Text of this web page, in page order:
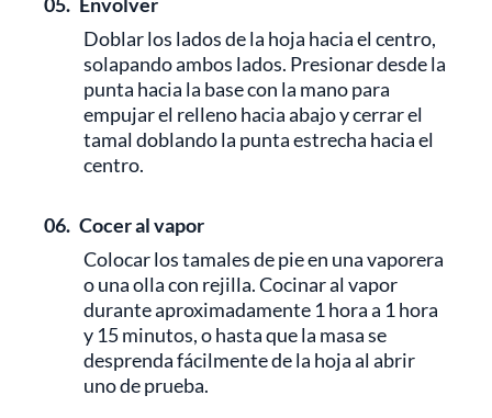
Doblar los lados de la hoja hacia el centro,
solapando ambos lados. Presionar desde la
punta hacia la base con la mano para
empujar el relleno hacia abajo y cerrar el
tamal doblando la punta estrecha hacia el
centro.
06. Cocer al vapor
Colocar los tamales de pie en una vaporera
o una olla con rejilla. Cocinar al vapor
durante aproximadamente 1 hora a 1 hora
y 15 minutos, o hasta que la masa se
desprenda fácilmente de la hoja al abrir
uno de prueba.